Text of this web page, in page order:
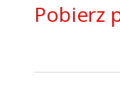
Pobierz